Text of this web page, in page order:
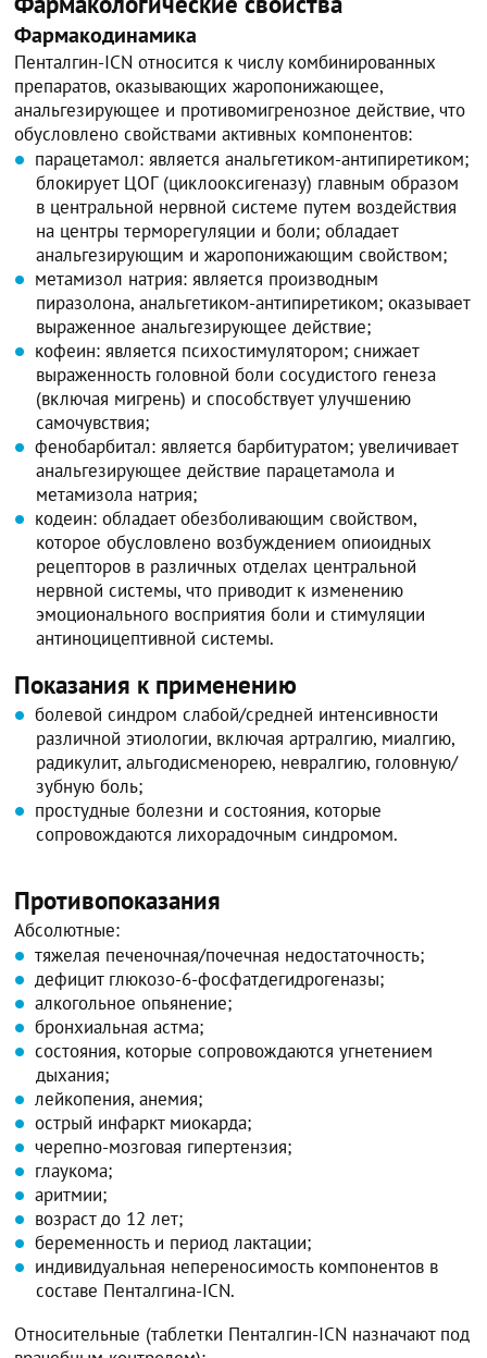
Фармакодинамика
Пенталгин-ICN относится к числу комбинированных
препаратов, оказывающих жаропонижающее,
анальгезирующее и противомигренозное действие, что
обусловлено свойствами активных компонентов:
парацетамол: является анальгетиком-антипиретиком;
блокирует ЦОГ (циклооксигеназу) главным образом
в центральной нервной системе путем воздействия
на центры терморегуляции и боли; обладает
анальгезирующим и жаропонижающим свойством;
метамизол натрия: является производным
пиразолона, анальгетиком-антипиретиком; оказывает
выраженное анальгезирующее действие;
кофеин: является психостимулятором; снижает
выраженность головной боли сосудистого генеза
(включая мигрень) и способствует улучшению
самочувствия;
фенобарбитал: является барбитуратом; увеличивает
анальгезирующее действие парацетамола и
метамизола натрия;
кодеин: обладает обезболивающим свойством,
которое обусловлено возбуждением опиоидных
рецепторов в различных отделах центральной
нервной системы, что приводит к изменению
эмоционального восприятия боли и стимуляции
антиноцицептивной системы.
Показания к применению
болевой синдром слабой/средней интенсивности
различной этиологии, включая артралгию, миалгию,
радикулит, альгодисменорею, невралгию, головную/
зубную боль;
простудные болезни и состояния, которые
сопровождаются лихорадочным синдромом.
Противопоказания
Абсолютные:
тяжелая печеночная/почечная недостаточность;
дефицит глюкозо-6-фосфатдегидрогеназы;
алкогольное опьянение;
бронхиальная астма;
состояния, которые сопровождаются угнетением
дыхания;
лейкопения, анемия;
острый инфаркт миокарда;
черепно-мозговая гипертензия;
глаукома;
аритмии;
возраст до 12 лет;
беременность и период лактации;
индивидуальная непереносимость компонентов в
составе Пенталгина-ICN.
Относительные (таблетки Пенталгин-ICN назначают под